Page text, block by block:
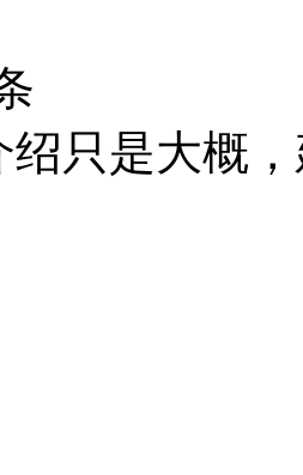
绍只是大概